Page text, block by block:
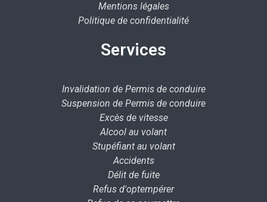
Mentions légales
Politique de confidentialité
Services
Invalidation de Permis de conduire
Suspension de Permis de conduire
Excès de vitesse
Alcool au volant
Stupéfiant au volant
Accidents
Délit de fuite
Refus d'optempérer